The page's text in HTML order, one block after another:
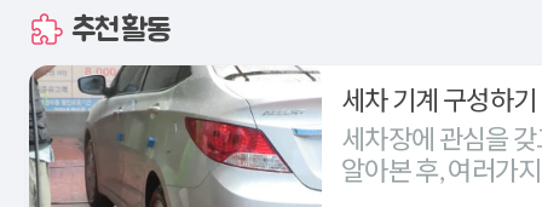
추천활동
세차 기계 구성하기
세차장에 관심을
알아본 후, 여러가